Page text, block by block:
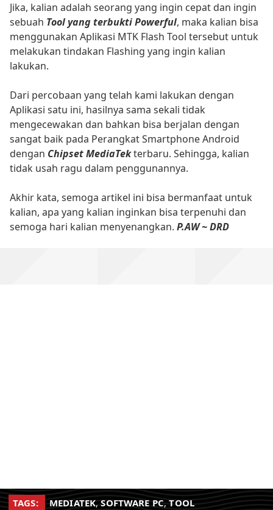
Jika, kalian adalah seorang yang ingin cepat dan ingin
sebuah Tool yang terbukti Powerful, maka kalian bisa
menggunakan Aplikasi MTK Flash Tool tersebut untuk
melakukan tindakan Flashing yang ingin kalian
lakukan.
Dari percobaan yang telah kami lakukan dengan
Aplikasi satu ini, hasilnya sama sekali tidak
mengecewakan dan bahkan bisa berjalan dengan
sangat baik pada Perangkat Smartphone Android
dengan Chipset MediaTekterbaru. Sehingga, kalian
tidak usah ragu dalam penggunannya.
Akhir kata, semoga artikel ini bisa bermanfaat untuk
kalian, apa yang kalian inginkan bisa terpenuhi dan
semoga hari kalian menyenangkan. P.AW ~ DRD
TAGS: MEDIATEK,SOFTWARE PC,TOOL